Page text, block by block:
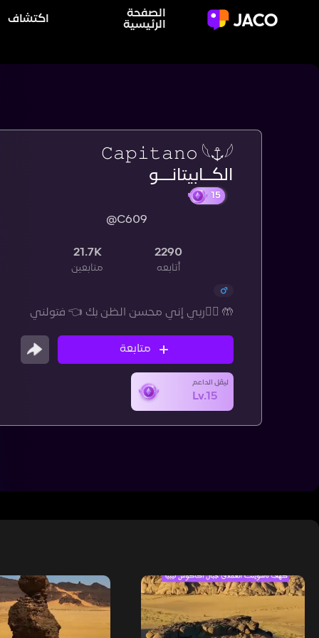
الصفحة
الرئيسية
اكتشاف
𝙲𝚊𝚙𝚒𝚝𝚊𝚗𝚘 𓆩⚓︎𓆪
الكــابيتانـــو
@C609
2290
أتابعه
21.7K
متابعين
متابعة
ليڤل الداعم
Lv.15